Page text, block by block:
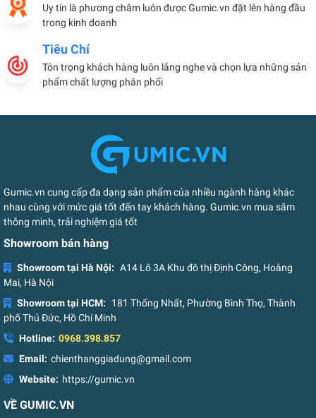
Uy tín là phương châm luôn được Gumic.vn đặt lên hàng đầu
trong kinh doanh
Tiêu Chí
Tôn trọng khách hàng luôn lắng nghe và chọn lựa những sản
phẩm chất lượng phân phối
Gumic.vn cung cấp đa dạng sản phẩm của nhiều ngành hàng khác
nhau cùng với mức giá tốt đến tay khách hàng. Gumic.vn mua sắm
thông minh, trải nghiệm giá tốt
Showroom bán hàng
Showroom tại Hà Nội: A14 Lô 3A Khu đô thị Định Công, Hoàng
Mai, Hà Nội
Showroom tại HCM:
181 Thống Nhất, Phường Bình Thọ, Thành
phố Thủ Đức, Hồ Chí Minh
Hotline: 0968.398.857
Email: chienthanggiadung@gmail.com
Website: https://gumic.vn
VỀ GUMIC.VN